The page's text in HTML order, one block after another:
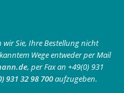
wir Sie, Ihre Bestellung nicht
Wege entweder per Mail
, per Fax an +49(0) 931
931 32 98 700aufzugeben.